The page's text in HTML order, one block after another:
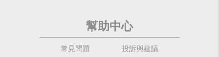
幫助中心
常見問題 投訴與建議